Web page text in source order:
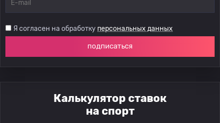
Я согласен на обработку персональных данных
подписаться
Калькулятор ставок
на спорт